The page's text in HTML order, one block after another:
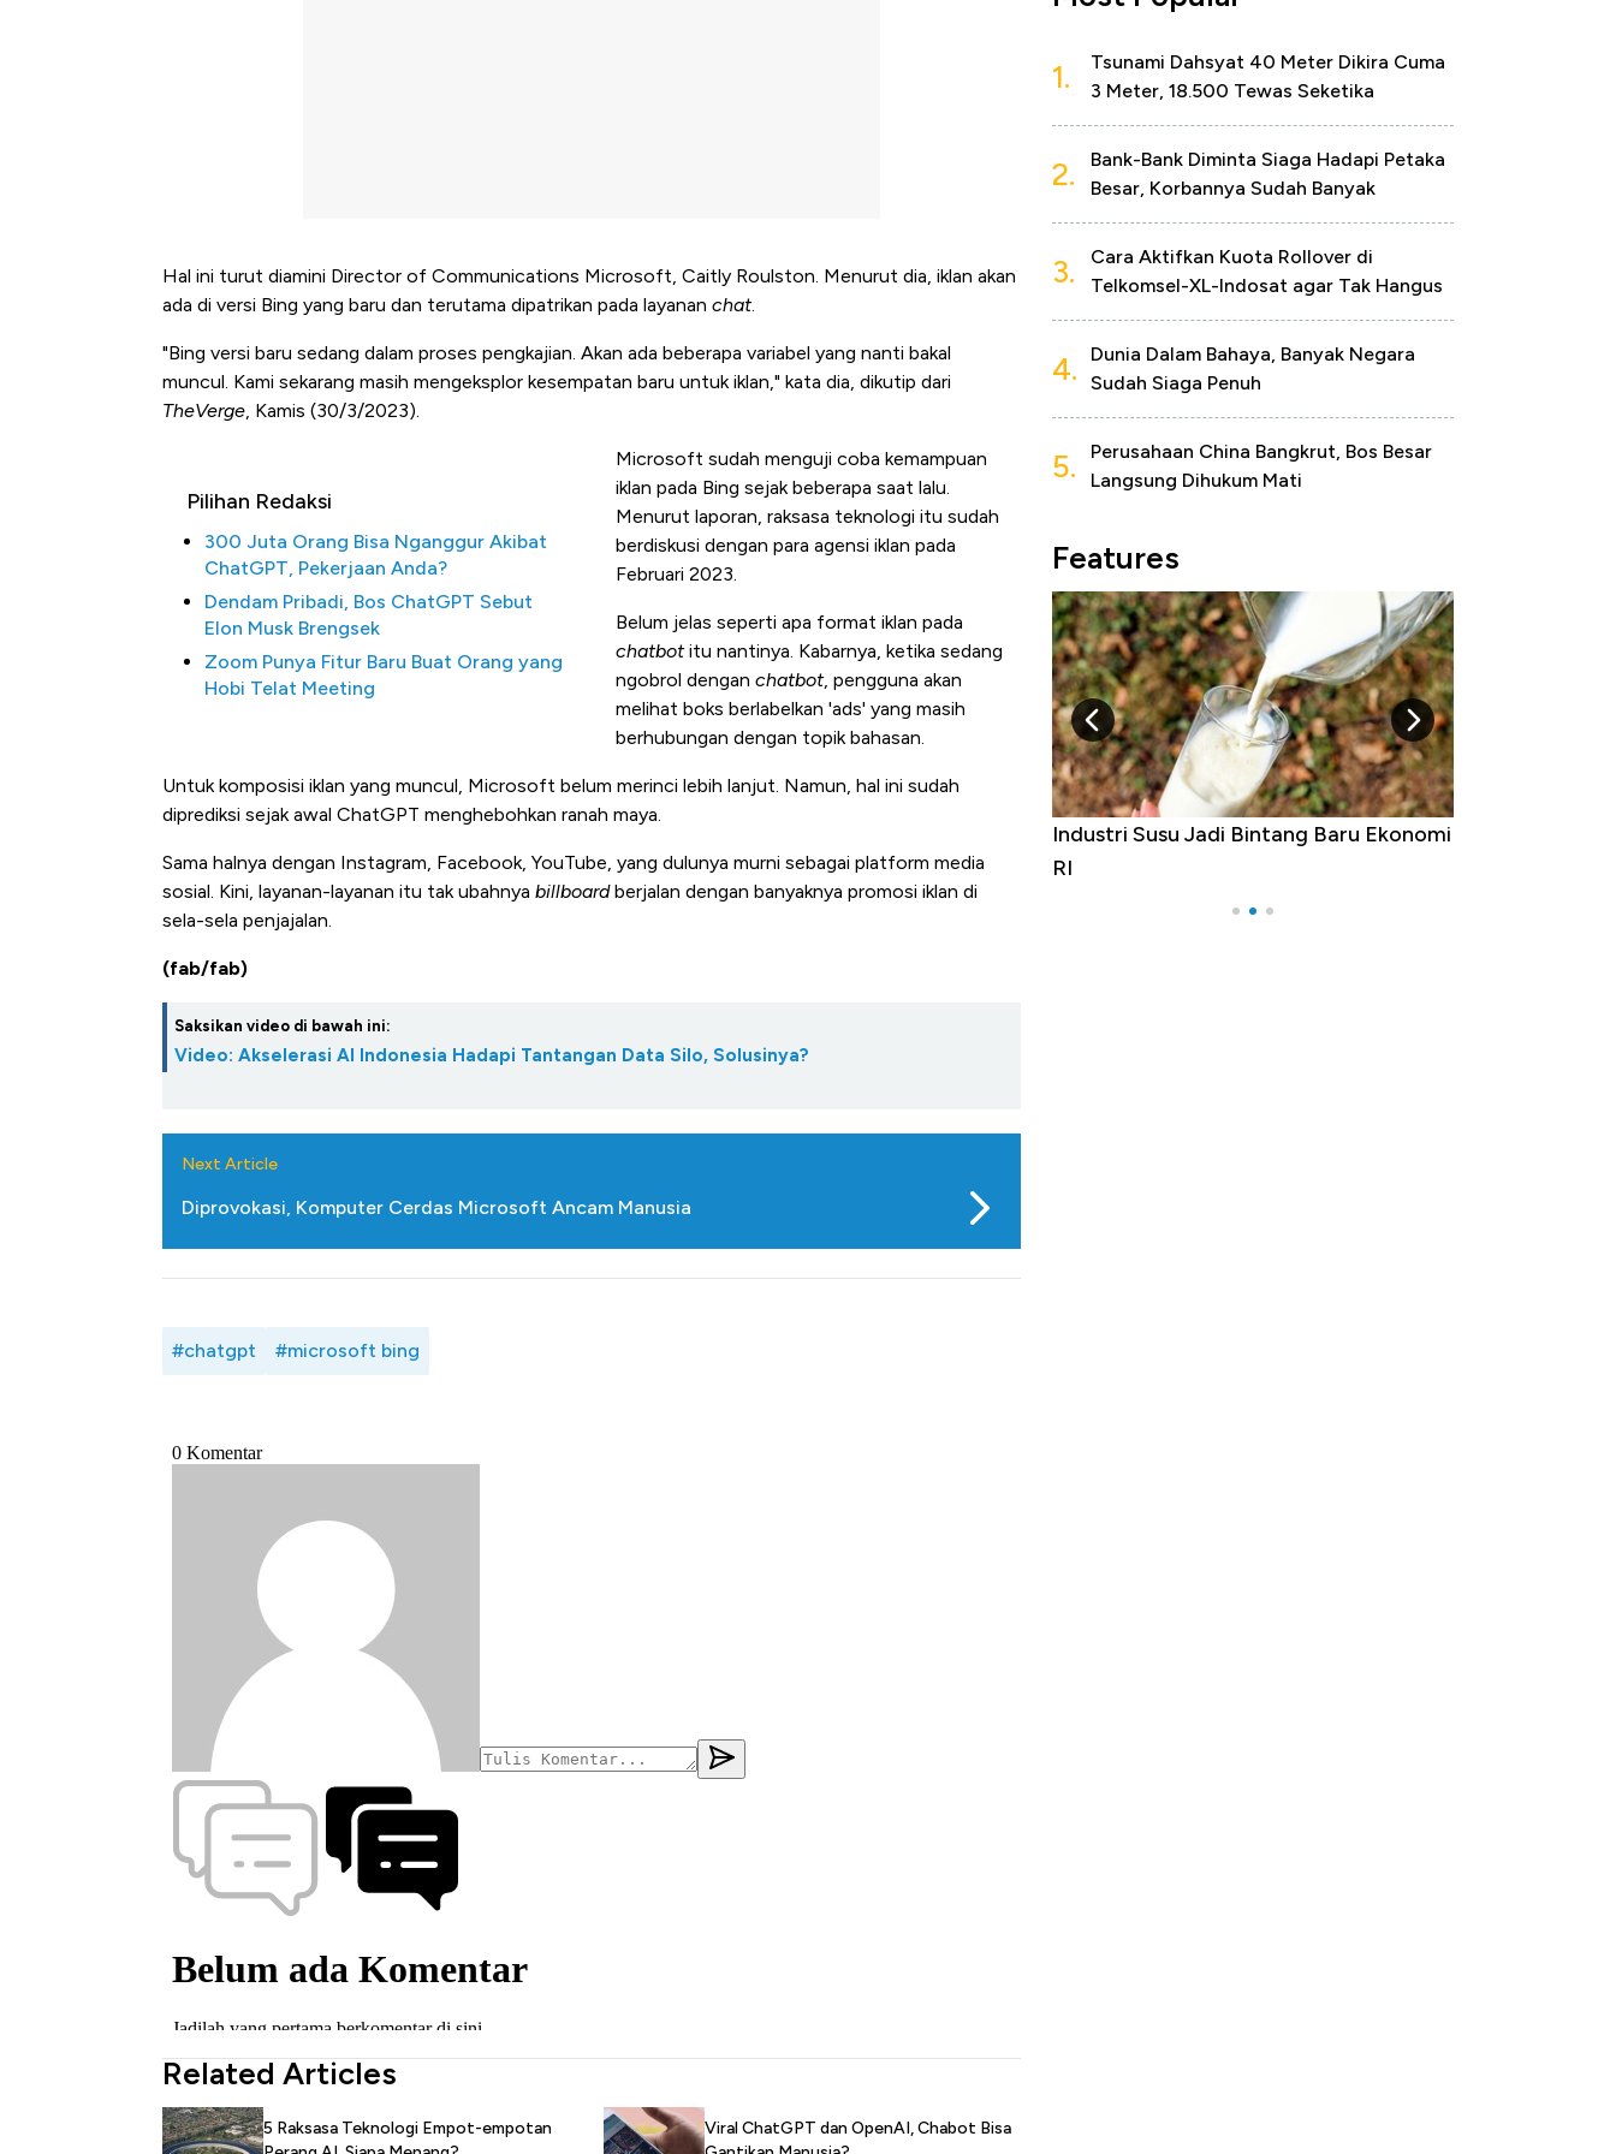
Hal ini turut diamini Director of Communications Microsoft, Caitly Roulston. Menurut dia, iklan akan
ada di versi Bing yang baru dan terutama dipatrikan pada layanan chat.
"Bing versi baru sedang dalam proses pengkajian. Akan ada beberapa variabel yang nanti bakal
muncul. Kami sekarang masih mengeksplor kesempatan baru untuk iklan," kata dia, dikutip dari
TheVerge, Kamis (30/3/2023).
Pilihan Redaksi
300 Juta Orang Bisa Nganggur Akibat
ChatGPT, Pekerjaan Anda?
Dendam Pribadi, Bos ChatGPT Sebut
Elon Musk Brengsek
Zoom Punya Fitur Baru Buat Orang yang
Hobi Telat Meeting
Microsoft sudah menguji coba kemampuan
iklan pada Bing sejak beberapa saat lalu.
Menurut laporan, raksasa teknologi itu sudah
berdiskusi dengan para agensi iklan pada
Februari 2023.
Belum jelas seperti apa format iklan pada
chatbotitu nantinya. Kabarnya, ketika sedang
ngobrol dengan chatbot, pengguna akan
melihat boks berlabelkan 'ads' yang masih
berhubungan dengan topik bahasan.
Untuk komposisi iklan yang muncul, Microsoft belum merinci lebih lanjut. Namun, hal ini sudah
diprediksi sejak awal ChatGPT menghebohkan ranah maya.
Sama halnya dengan Instagram, Facebook, YouTube, yang dulunya murni sebagai platform media
sosial. Kini, layanan-layanan itu tak ubahnya billboardberjalan dengan banyaknya promosi iklan di
sela-sela penjajalan.
(fab/fab)
Saksikan video di bawah ini:
Video: Akselerasi AI Indonesia Hadapi Tantangan Data Silo, Solusinya?
Next Article
Diprovokasi, Komputer Cerdas Microsoft Ancam Manusia
#chatgpt #microsoft bing
Related Articles
5 Raksasa Teknologi Empot-empotan
Viral ChatGPT dan OpenAI, Chabot Bisa
1.
Tsunami Dahsyat 40 Meter Dikira Cuma
3 Meter, 18.500 Tewas Seketika
2.
Bank-Bank Diminta Siaga Hadapi Petaka
Besar, Korbannya Sudah Banyak
3.
Cara Aktifkan Kuota Rollover di
Telkomsel-XL-Indosat agar Tak Hangus
4.
Dunia Dalam Bahaya, Banyak Negara
Sudah Siaga Penuh
5.
Perusahaan China Bangkrut, Bos Besar
Langsung Dihukum Mati
Features
Alas Kaki Tumbuh Double Digit
Industri Susu Jadi Bintang Baru Ekonomi
RI
5 Raja Ekonomi Indonesia: Maaf, Gak